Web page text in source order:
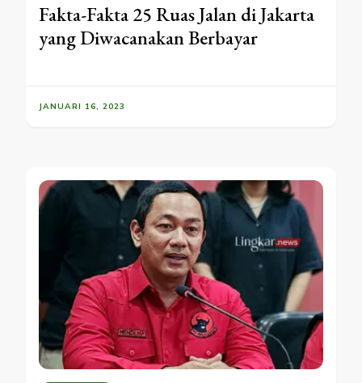
Fakta-Fakta 25 Ruas Jalan di Jakarta
yang Diwacanakan Berbayar
JANUARI 16, 2023